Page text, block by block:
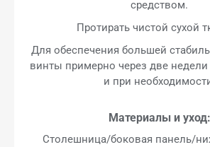
средством.
Протирать чистой сухой
Для обеспечения большей
винты примерно через две
и при
Материалы и уход:
Столешница/боковая панель/